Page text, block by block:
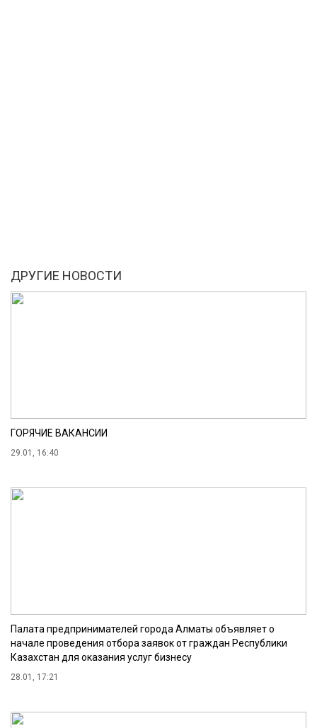
ДРУГИЕ НОВОСТИ
ГОРЯЧИЕ ВАКАНСИИ
29.01, 16:40
Палата предпринимателей города Алматы объявляет о
начале проведения отбора заявок от граждан Республики
Казахстан для оказания услуг бизнесу
28.01, 17:21